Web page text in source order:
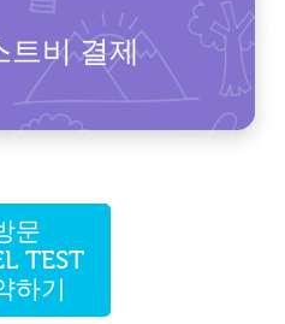
트비 결제
문
TEST
하기